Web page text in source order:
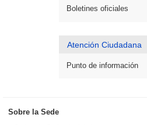
Boletines oficiales
Atención Ciudadana
Punto de información
Sobre la Sede